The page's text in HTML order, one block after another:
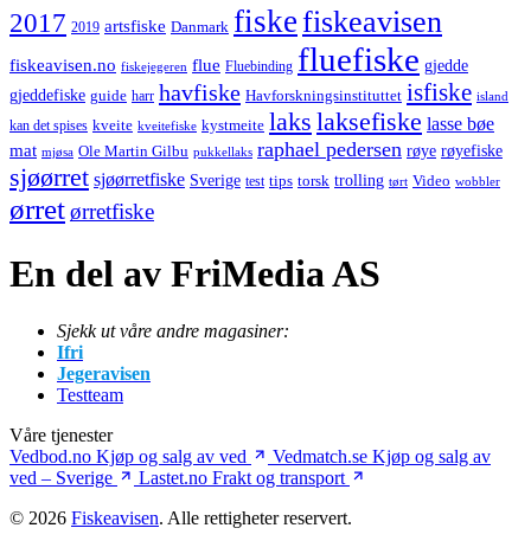
2017 2019 artsfiske Danmark fiskefiskeavisen
fiskeavisen.no fiskejegeren flue Fluebinding fluefiske gjedde
gjeddefiske guide harr havfiske Havforskningsinstituttet isfiske island
kan det spises kveite kveitefiske kystmeite laks laksefiske lasse bøe
mat mjøsa Ole Martin Gilbu pukkellaks raphael pedersen røye røyefiske
sjøørret sjøørretfiske Sverige test tips torsk trolling tørt Video wobbler
ørretørretfiske
En del av FriMedia AS
Sjekk ut våre andre magasiner:
Ifri
Jegeravisen
Testteam
Våre tjenester
Vedbod.no Kjøp og salg av ved Vedmatch.se Kjøp og salg av
ved – Sverige
Lastet.no Frakt og transport
© 2026 Fiskeavisen. Alle rettigheter reservert.